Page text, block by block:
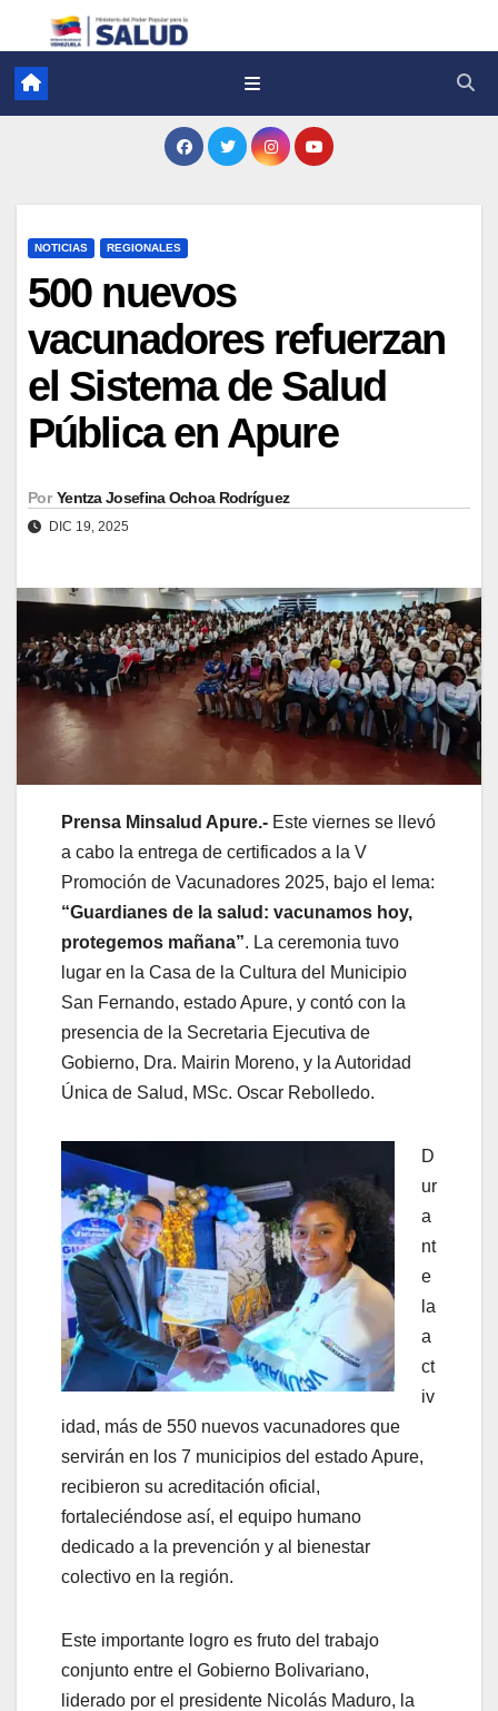
NOTICIAS REGIONALES
500 nuevos
vacunadores refuerzan
el Sistema de Salud
Pública en Apure
Por Yentza Josefina Ochoa Rodríguez
DIC 19, 2025
Prensa Minsalud Apure.- Este viernes se llevó
a cabo la entrega de certificados a la V
Promoción de Vacunadores 2025, bajo el lema:
“Guardianes de la salud: vacunamos hoy,
protegemos mañana”. La ceremonia tuvo
lugar en la Casa de la Cultura del Municipio
San Fernando, estado Apure, y contó con la
presencia de la Secretaria Ejecutiva de
Gobierno, Dra. Mairin Moreno, y la Autoridad
Única de Salud, MSc. Oscar Rebolledo.
D
ur
a
nt
e
la
a
ct
iv
idad, más de 550 nuevos vacunadores que
servirán en los 7 municipios del estado Apure,
recibieron su acreditación oficial,
fortaleciéndose así, el equipo humano
dedicado a la prevención y al bienestar
colectivo en la región.
Este importante logro es fruto del trabajo
conjunto entre el Gobierno Bolivariano,
liderado por el presidente Nicolás Maduro, la